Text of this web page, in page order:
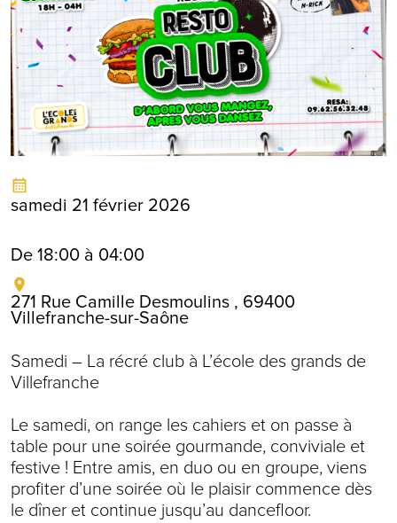
samedi 21 février 2026
De 18:00 à 04:00
271 Rue Camille Desmoulins , 69400
Villefranche-sur-Saône
Samedi – La récré club à L’école des grands de
Villefranche
Le samedi, on range les cahiers et on passe à
table pour une soirée gourmande, conviviale et
festive ! Entre amis, en duo ou en groupe, viens
profiter d’une soirée où le plaisir commence dès
le dîner et continue jusqu’au dancefloor.